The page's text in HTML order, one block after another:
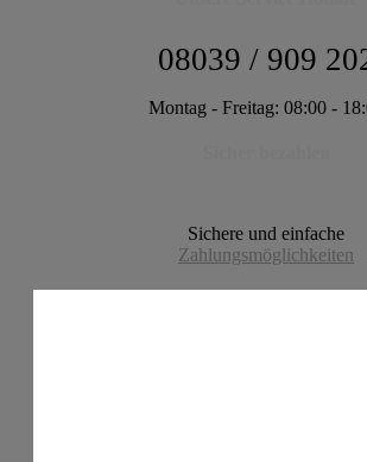
08039 / 909
Montag - Freitag: 08:00 -
Sichere und einfache
Zahlungsmöglichkeiten